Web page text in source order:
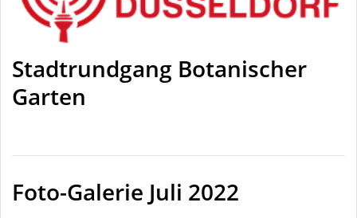
Stadtrundgang Botanischer
Garten
Foto-Galerie Juli 2022